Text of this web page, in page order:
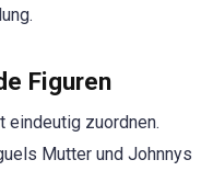
Figuren
eindeutig zuordnen.
Mutter und Johnnys